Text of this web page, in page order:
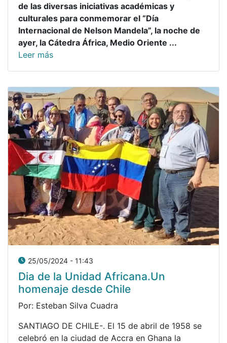
de las diversas iniciativas académicas y
culturales para conmemorar el “Día
Internacional de Nelson Mandela”, la noche de
ayer, la Cátedra África, Medio Oriente ...
Leer más
25/05/2024 - 11:43
Dia de la Unidad Africana.Un
homenaje desde Chile
Por: Esteban Silva Cuadra
SANTIAGO DE CHILE-. El 15 de abril de 1958 se
celebró en la ciudad de Accra en Ghana la